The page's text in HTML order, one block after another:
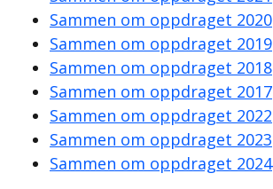
Sammen om oppdraget 2020
Sammen om oppdraget 2019
Sammen om oppdraget 2018
Sammen om oppdraget 2017
Sammen om oppdraget 2022
Sammen om oppdraget 2023
Sammen om oppdraget 2024